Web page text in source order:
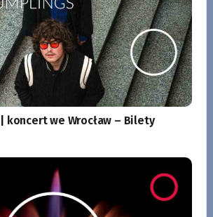
koncert we Wrocław – Bilety